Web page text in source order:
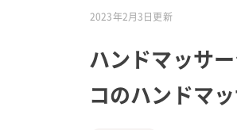
2023年2月3日更新
ハンドマッサ
コのハンドマ